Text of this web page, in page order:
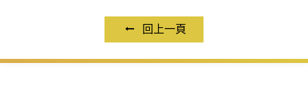
回上一頁